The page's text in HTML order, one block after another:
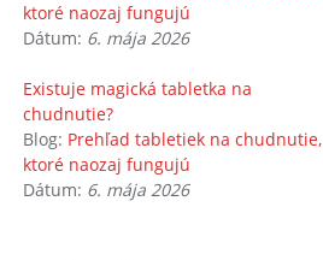
ktoré naozaj fungujú
Dátum: 6. mája 2026
Existuje magická tabletka na
chudnutie?
Blog: Prehľad tabletiek na chudnutie,
ktoré naozaj fungujú
Dátum: 6. mája 2026